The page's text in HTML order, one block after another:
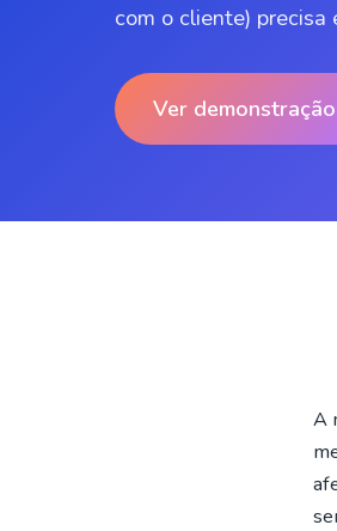
com o cliente) precisa
Ver demonstração
A